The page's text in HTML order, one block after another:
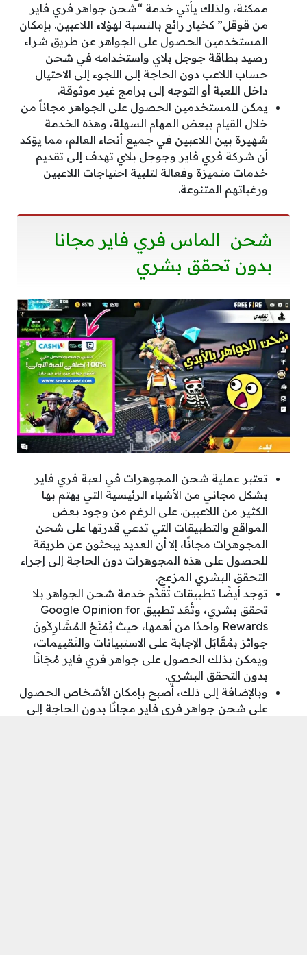
ممكنة، ولذلك يأتي خدمة “شحن جواهر فري فاير
من قوقل” كخيار رائع بالنسبة لهؤلاء اللاعبين. بإمكان
المستخدمين الحصول على الجواهر عن طريق شراء
رصيد بطاقة جوجل بلاي واستخدامه في شحن
حساب اللاعب دون الحاجة إلى اللجوء إلى الاحتيال
داخل اللعبة أو التوجه إلى برامج غير موثوقة.
يمكن للمستخدمين الحصول على الجواهر مجاناً من
خلال القيام ببعض المهام السهلة، وهذه الخدمة
شهيرة بين اللاعبين في جميع أنحاء العالم، مما يؤكد
أن شركة فري فاير وجوجل بلاي تهدف إلى تقديم
خدمات متميزة وفعالة لتلبية احتياجات اللاعبين
ورغباتهم المتنوعة.
شحن الماس فري فاير مجانا
بدون تحقق بشري
تعتبر عملية شحن المجوهرات في لعبة فري فاير
بشكل مجاني من الأشياء الرئيسية التي يهتم بها
الكثير من اللاعبين. على الرغم من وجود بعض
المواقع والتطبيقات التي تدعي قدرتها على شحن
المجوهرات مجانًا، إلا أن العديد يبحثون عن طريقة
للحصول على هذه المجوهرات دون الحاجة إلى إجراء
التحقق البشري المزعج.
توجد أيضًا تطبيقات تُقَدِّم خدمة شحن الجواهر بلا
تحقق بشري، وتُعَد تطبيق Google Opinion for
Rewards واحدًا من أهمها، حيث يُمْنَحُ المُشَارِكُونَ
جوائز بمُقَابَل الإجابة على الاستبيانات والتَقيـيمات،
ويمكن بذلك الحصول على جواهر فري فاير مُجَانًا
بدون التحقق البشري.
وبالإضافة إلى ذلك، أصبح بإمكان الأشخاص الحصول
على شحن جواهر فري فاير مجانًا بدون الحاجة إلى